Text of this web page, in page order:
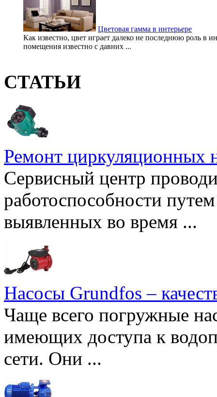
Цветовая гамма в интерьере
Как известно, цвет играет далеко не последнюю роль в
помещения известно с давних ...
СТАТЬИ
Ремонт циркуляционных
Сервисный центр
работоспособности
выявленных во время ...
Насосы Grundfos –
Чаще всего погружные
имеющих доступа к
сети. Они ...